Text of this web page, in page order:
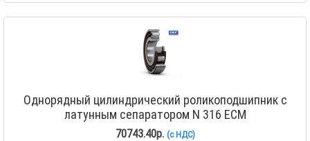
Однорядный цилиндрический роликоподшипник с
латунным сепаратором N 316 ECM
70743.40р. (с НДС)